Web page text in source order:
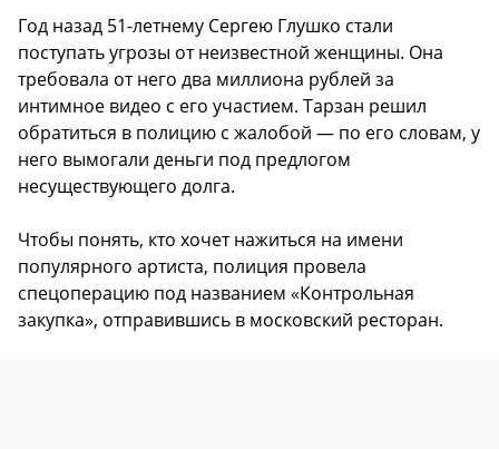
Год назад 51-летнему Сергею Глушко стали
поступать угрозы от неизвестной женщины. Она
требовала от него два миллиона рублей за
интимное видео с его участием. Тарзан решил
обратиться в полицию с жалобой — по его словам, у
него вымогали деньги под предлогом
несуществующего долга.
Чтобы понять, кто хочет нажиться на имени
популярного артиста, полиция провела
спецоперацию под названием «Контрольная
закупка», отправившись в московский ресторан.